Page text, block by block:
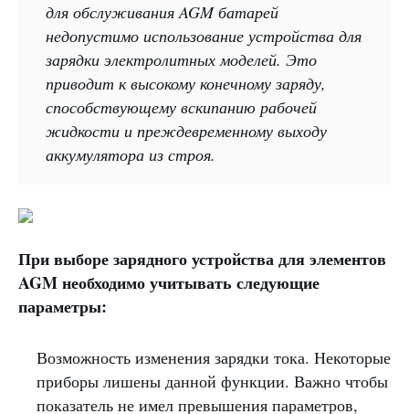
для обслуживания AGM батарей
недопустимо использование устройства для
зарядки электролитных моделей. Это
приводит к высокому конечному заряду,
способствующему вскипанию рабочей
жидкости и преждевременному выходу
аккумулятора из строя.
При выборе зарядного устройства для элементов
AGM необходимо учитывать следующие
параметры:
Возможность изменения зарядки тока. Некоторые
приборы лишены данной функции. Важно чтобы
показатель не имел превышения параметров,